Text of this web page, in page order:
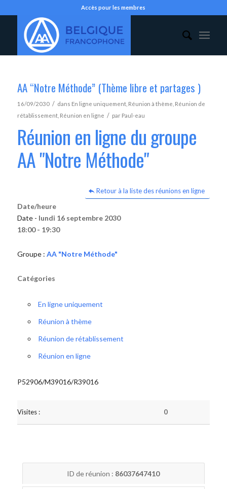
Accès pour les membres
AA “Notre Méthode” (Thème libre et partages )
16/09/2030 / dans En ligne uniquement, Réunion à thème Réunion de
rétablissement, Réunion en ligne / par Paul-eau
Réunion en ligne du groupe
AA "Notre Méthode"
Retour à la liste des réunions en ligne
Date/heure
Date - lundi 16 septembre 2030
18:00 - 19:30
Groupe : AA "Notre Méthode"
Catégories
En ligne uniquement
Réunion à thème
Réunion de rétablissement
Réunion en ligne
P52906/M39016/R39016
Visites : 0
ID de réunion : 86037647410